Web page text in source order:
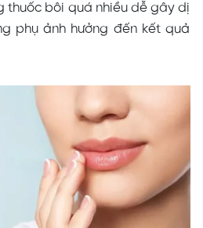
thuốc bôi quá nhiều dễ gây dị
phụ ảnh hưởng đến kết quả